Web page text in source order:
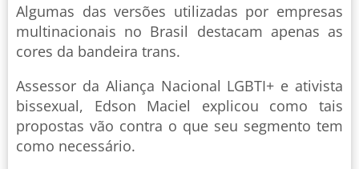
Algumas das versões utilizadas por empresas
multinacionais no Brasil destacam apenas as
cores da bandeira trans.
Assessor da Aliança Nacional LGBTI+ e ativista
bissexual, Edson Maciel explicou como tais
propostas vão contra o que seu segmento tem
como necessário.